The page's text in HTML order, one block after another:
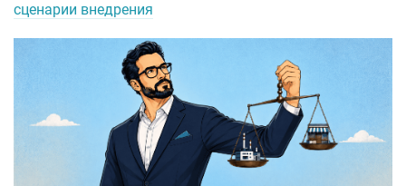
сценарии внедрения